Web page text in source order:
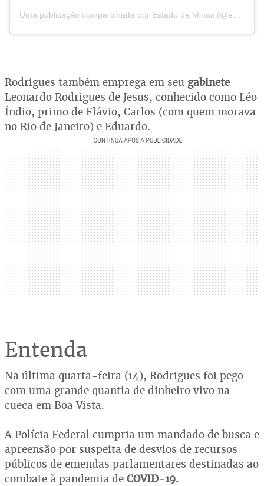
Uma publicação compartilhada por Estado de Minas (@estadodeminas) em
Rodrigues também emprega em seu gabinete
Leonardo Rodrigues de Jesus, conhecido como Léo
Índio, primo de Flávio, Carlos (com quem morava
no Rio de Janeiro) e Eduardo.
Entenda
Na última quarta-feira (14), Rodrigues foi pego
com uma grande quantia de dinheiro vivo na
cueca em Boa Vista.
A Polícia Federal cumpria um mandado de busca e
apreensão por suspeita de desvios de recursos
públicos de emendas parlamentares destinadas ao
combate à pandemia de COVID-19.